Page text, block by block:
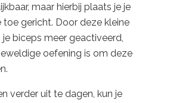
maar hierbij plaats je je
toe gericht. Door deze kleine
biceps meer geactiveerd,
oefening is om deze
verder uit te dagen, kun je